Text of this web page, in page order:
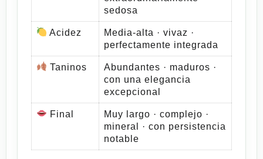
sedosa
Acidez
Media-alta · vivaz ·
perfectamente integrada
Taninos
Abundantes · maduros ·
con una elegancia
excepcional
Final
Muy largo · complejo ·
mineral · con persistencia
notable